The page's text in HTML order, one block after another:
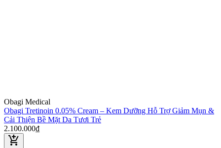
Obagi Medical
Obagi Tretinoin 0.05% Cream – Kem Dưỡng Hỗ Trợ Giảm Mụn &
Cải Thiện Bề Mặt Da Tươi Trẻ
2.100.000₫
add_shopping_cart